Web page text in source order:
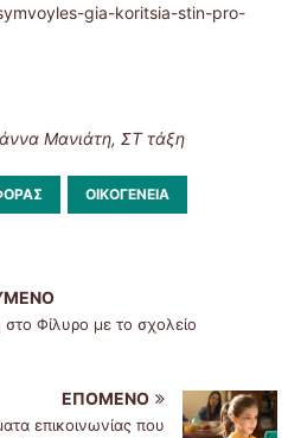
gia-koritsia-stin-pro-
Μανιάτη, ΣΤ τάξη
ΟΙΚΟΓΈΝΕΙΑ
Φίλυρο με το σχολείο
ΕΠΌΜΕΝΟ
επικοινωνίας που